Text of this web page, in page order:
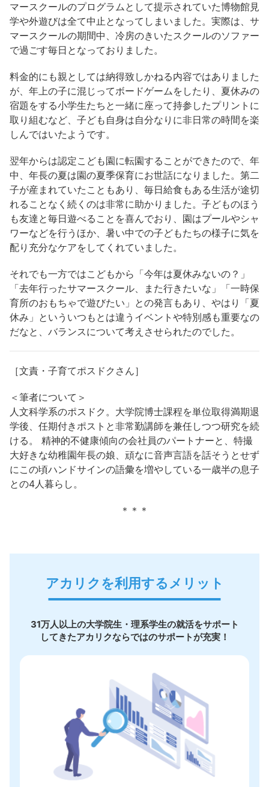
マースクールのプログラムとして提示されていた博物館見
学や外遊びは全て中止となってしまいました。 実際は、サ
マースクールの期間中、冷房のきいたスクールのソファー
で過ごす毎日となっておりました。
料金的にも親としては納得致しかねる内容ではありました
が、年上の子に混じってボードゲームをしたり、夏休みの
宿題をする小学生たちと一緒に座って持参したプリントに
取り組むなど、子ども自身は自分なりに非日常の時間を楽
しんではいたようです。
翌年からは認定こども園に転園することができたので、年
中、年長の夏は園の夏季保育にお世話になりました。第二
子が産まれていたこともあり、毎日給食もある生活が途切
れることなく続くのは非常に助かりました。子どものほう
も友達と毎日遊べることを喜んでおり、園はプールやシャ
ワーなどを行うほか、暑い中での子どもたちの様子に気を
配り充分なケアをしてくれていました。
それでも一方ではこどもから「今年は夏休みないの？」
「去年行ったサマースクール、また行きたいな」「一時保
育所のおもちゃで遊びたい」との発言もあり、やはり「夏
休み」といういつもとは違うイベントや特別感も重要なの
だなと、バランスについて考えさせられたのでした。
［文責・子育てポスドクさん］
＜筆者について＞
人文科学系のポスドク。大学院博士課程を単位取得満期退
学後、任期付きポストと非常勤講師を兼任しつつ研究を続
ける。 精神的不健康傾向の会社員のパートナーと、特撮
大好きな幼稚園年長の娘、頑なに音声言語を話そうとせず
にこの頃ハンドサインの語彙を増やしている一歳半の息子
との4人暮らし。
＊＊＊
アカリクを利用するメリット
31万人以上の大学院生・理系学生の就活をサポート
してきたアカリクならではのサポートが充実！